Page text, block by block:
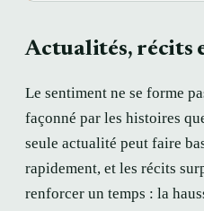
Actualités, récits
Le sentiment ne se forme
façonné par les histoires
seule actualité peut faire
rapidement, et les récits
renforcer un temps : la